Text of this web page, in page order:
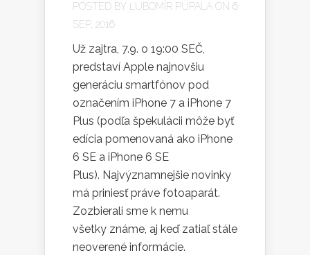
POSTED BY ĽUBOMÍR PÚPALA ON 6
SEP, 2016
Už zajtra, 7.9. o 19:00 SEČ,
predstaví Apple najnovšiu
generáciu smartfónov pod
označením iPhone 7 a iPhone 7
Plus (podľa špekulácii môže byť
edícia pomenovaná ako iPhone
6 SE a iPhone 6 SE
Plus). Najvýznamnejšie novinky
má priniesť práve fotoaparát.
Zozbierali sme k nemu
všetky známe, aj keď zatiaľ stále
neoverené informácie.